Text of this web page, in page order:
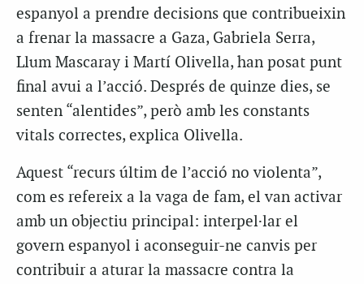
espanyol a prendre decisions que contribueixin
a frenar la massacre a Gaza, Gabriela Serra,
Llum Mascaray i Martí Olivella, han posat punt
final avui a l’acció. Després de quinze dies, se
senten “alentides”, però amb les constants
vitals correctes, explica Olivella.
Aquest “recurs últim de l’acció no violenta”,
com es refereix a la vaga de fam, el van activar
amb un objectiu principal: interpel·lar el
govern espanyol i aconseguir-ne canvis per
contribuir a aturar la massacre contra la